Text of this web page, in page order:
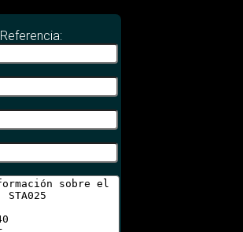
Referencia: